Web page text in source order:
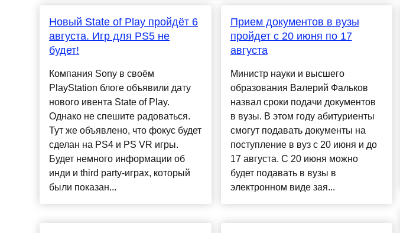
Новый State of Play пройдёт 6
августа. Игр для PS5 не
будет!
Компания Sony в своём
PlayStation блоге объявили дату
нового ивента State of Play.
Однако не спешите радоваться.
Тут же объявлено, что фокус будет
сделан на PS4 и PS VR игры.
Будет немного информации об
инди и third party-играх, который
были показан...
Прием документов в вузы
пройдет с 20 июня по 17
августа
Министр науки и высшего
образования Валерий Фальков
назвал сроки подачи документов
в вузы. В этом году абитуриенты
смогут подавать документы на
поступление в вуз с 20 июня и до
17 августа. С 20 июня можно
будет подавать в вузы в
электронном виде зая...